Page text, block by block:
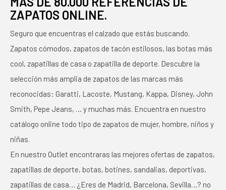
ZAPATOS ONLINE.
Seguro que encuentras el calzado que estás buscando.
Zapatos cómodos, zapatos de tacón estilosos, las botas más
cool, zapatillas de casa o zapatilla de deporte. Descubre la
selección más amplia de zapatos de las marcas más
reconocidas: Garatti, Lacoste, Mustang, Kappa, Disney, John
Smith, Pepe Jeans, … y muchas más. Encuentra en nuestro
catálogo online todo tipo de zapatos de mujer, hombre, niños y
niñas.
En nuestro Outlet encontraras las mejores ofertas de zapatos,
zapatillas de deporte, botas, botines, sandalias, deportivas,
zapatillas de casa… ¿Eres de Madrid, Barcelona, Sevilla…? no